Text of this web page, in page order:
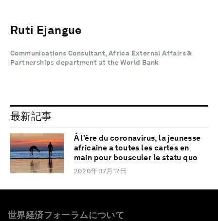
Ruti Ejangue
Communications Consultant, Africa External Affairs &
Partnerships department at the World Bank
最新記事
À l’ère du coronavirus, la jeunesse
africaine a toutes les cartes en
main pour bousculer le statu quo
2020年07月17日
世界経済フォーラムについて